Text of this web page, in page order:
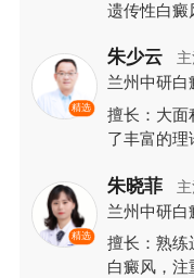
遗传性白癜
精选
朱少云
兰州中研白
擅长：大面
了丰富的理
精选
朱晓菲
兰州中研白
擅长：熟练
白癜风，注